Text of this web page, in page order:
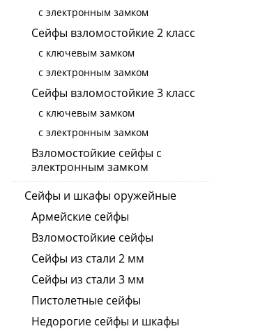
с электронным замком
Сейфы взломостойкие 2 класс
с ключевым замком
с электронным замком
Сейфы взломостойкие 3 класс
с ключевым замком
с электронным замком
Взломостойкие сейфы с
электронным замком
Сейфы и шкафы оружейные
Армейские сейфы
Взломостойкие сейфы
Сейфы из стали 2 мм
Сейфы из стали 3 мм
Пистолетные сейфы
Недорогие сейфы и шкафы